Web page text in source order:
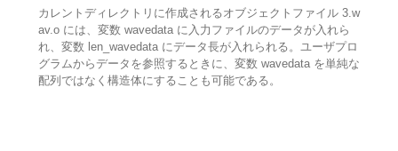
カレントディレクトリに作成されるオブジェクトファイル 3.w
av.o には、変数 wavedata に入力ファイルのデータが入れら
れ、変数 len_wavedata にデータ長が入れられる。ユーザプロ
グラムからデータを参照するときに、変数 wavedata を単純な
配列ではなく構造体にすることも可能である。